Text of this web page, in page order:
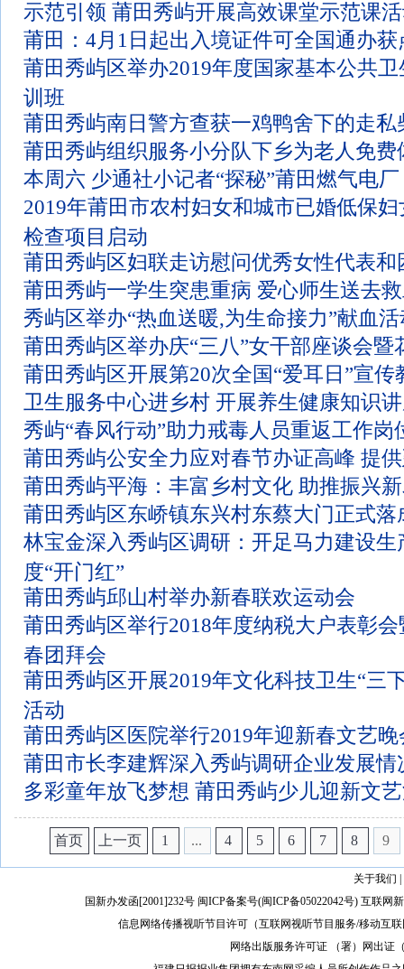
示范引领 莆田秀屿开展高效课堂示范课
莆田：4月1日起出入境证件可全国通办获
莆田秀屿区举办2019年度国家基本公共
训班
莆田秀屿南日警方查获一鸡鸭舍下的走私
莆田秀屿组织服务小分队下乡为老人免费
本周六 少通社小记者“探秘”莆田燃气电厂
2019年莆田市农村妇女和城市已婚低保妇
检查项目启动
莆田秀屿区妇联走访慰问优秀女性代表和
莆田秀屿一学生突患重病 爱心师生送去
秀屿区举办“热血送暖,为生命接力”献血活
莆田秀屿区举办庆“三八”女干部座谈会暨
莆田秀屿区开展第20次全国“爱耳日”宣传
卫生服务中心进乡村 开展养生健康知识
秀屿“春风行动”助力戒毒人员重返工作岗
莆田秀屿公安全力应对春节办证高峰 提
莆田秀屿平海：丰富乡村文化 助推振兴
莆田秀屿区东峤镇东兴村东蔡大门正式落
林宝金深入秀屿区调研：开足马力建设生
度“开门红”
莆田秀屿邱山村举办新春联欢运动会
莆田秀屿区举行2018年度纳税大户表彰会
春团拜会
莆田秀屿区开展2019年文化科技卫生“三
活动
莆田秀屿区医院举行2019年迎新春文艺晚
莆田市长李建辉深入秀屿调研企业发展情
多彩童年放飞梦想 莆田秀屿少儿迎新文
首页 上一页 1 ... 4 5 6 7 8 9
关于我们
国新办发函[2001]232号 闽ICP备案号(闽ICP备05022042号) 互联网
信息网络传播视听节目许可（互联网视听节目服务/移动互
网络出版服务许可证 （署）网出证